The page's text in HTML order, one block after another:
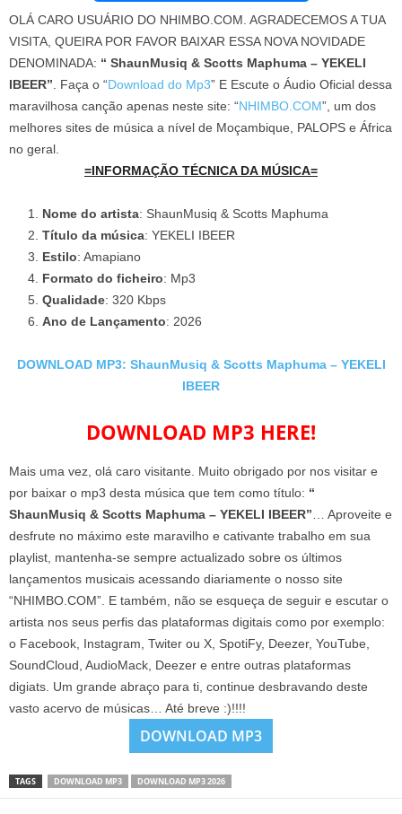
OLÁ CARO USUÁRIO DO NHIMBO.COM. AGRADECEMOS A TUA
VISITA, QUEIRA POR FAVOR BAIXAR ESSA NOVA NOVIDADE
DENOMINADA: “ ShaunMusiq & Scotts Maphuma – YEKELI
IBEER” . Faça o “Download do Mp3” E Escute o Áudio Oficial dessa
maravilhosa canção apenas neste site: “NHIMBO.COM”, um dos
melhores sites de música a nível de Moçambique, PALOPS e África
no geral.
=INFORMAÇÃO TÉCNICA DA MÚSICA=
Nome do artista: ShaunMusiq & Scotts Maphuma
Título da música: YEKELI IBEER
Estilo: Amapiano
Formato do ficheiro: Mp3
Qualidade: 320 Kbps
Ano de Lançamento: 2026
DOWNLOAD MP3: ShaunMusiq & Scotts Maphuma – YEKELI
IBEER
DOWNLOAD MP3 HERE!
Mais uma vez, olá caro visitante. Muito obrigado por nos visitar e
por baixar o mp3 desta música que tem como título: “
ShaunMusiq & Scotts Maphuma – YEKELI IBEER” … Aproveite e
desfrute no máximo este maravilho e cativante trabalho em sua
playlist, mantenha-se sempre actualizado sobre os últimos
lançamentos musicais acessando diariamente o nosso site
“NHIMBO.COM”. E também, não se esqueça de seguir e escutar o
artista nos seus perfis das plataformas digitais como por exemplo:
o Facebook, Instagram, Twiter ou X, SpotiFy, Deezer, YouTube,
SoundCloud, AudioMack, Deezer e entre outras plataformas
digiats. Um grande abraço para ti, continue desbravando deste
vasto acervo de músicas… Até breve :)!!!!
DOWNLOAD MP3
TAGS DOWNLOAD MP3 DOWNLOAD MP3 2026